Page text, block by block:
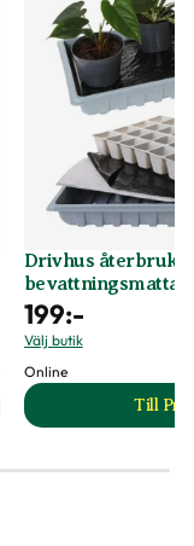
Drivhus
bevattningsmatta
199:-
Välj butik
Online
Till